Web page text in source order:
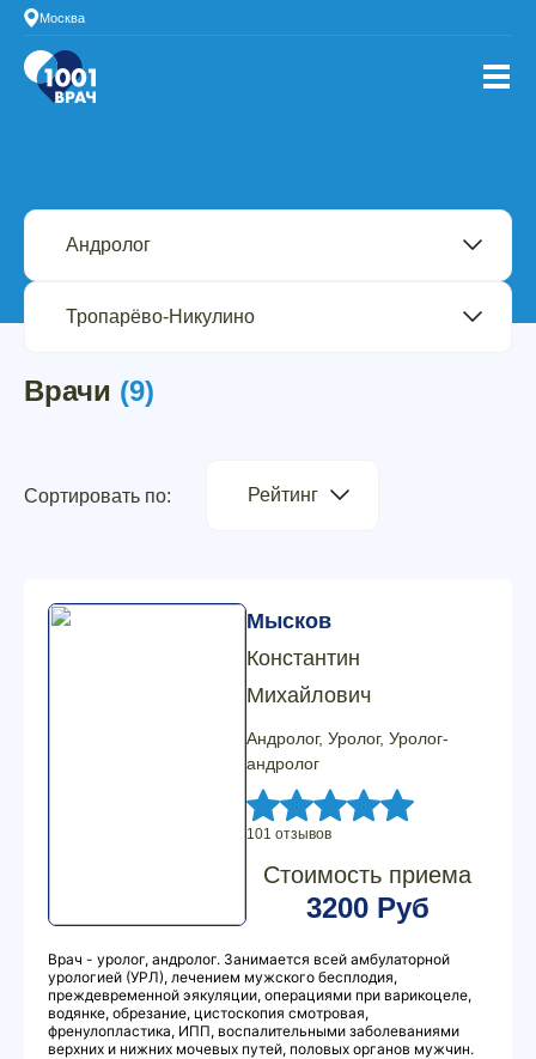
Москва
Врачи (9)
Сортировать по: Рейтинг
Мысков
Константин
Михайлович
Андролог, Уролог, Уролог-
андролог
101 отзывов
Стоимость приема
3200 Руб
Врач - уролог, андролог. Занимается всей амбулаторной
урологией (УРЛ), лечением мужского бесплодия,
преждевременной эякуляции, операциями при варикоцеле,
водянке, обрезание, цистоскопия смотровая,
френулопластика, ИПП, воспалительными заболеваниями
верхних и нижних мочевых путей, половых органов мужчин.